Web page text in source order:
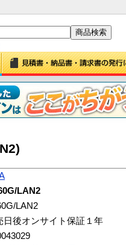
LAN2
LAN2
日後オンサイト保証１年